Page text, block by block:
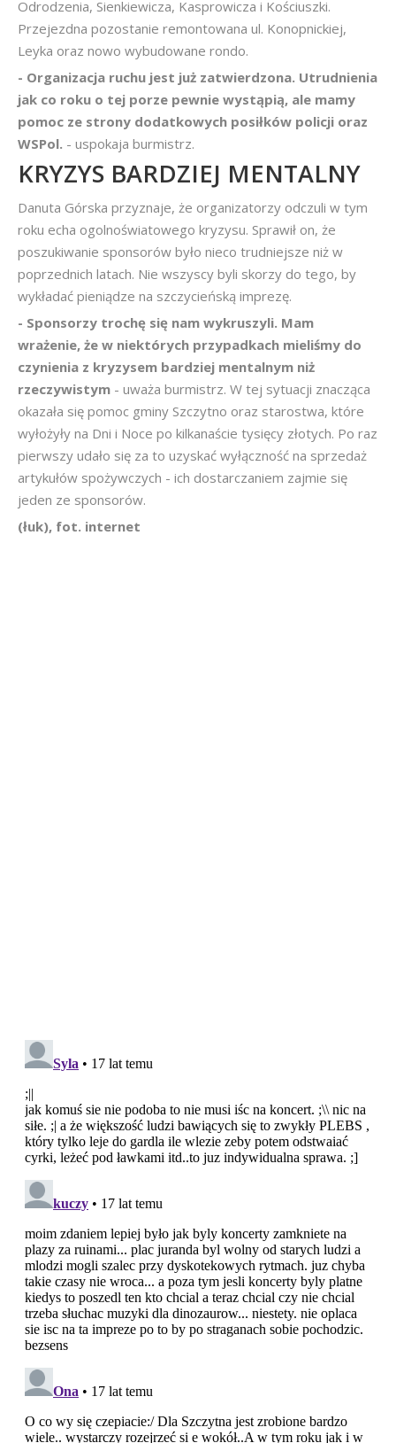
Odrodzenia, Sienkiewicza, Kasprowicza i Kościuszki.
Przejezdna pozostanie remontowana ul. Konopnickiej,
Leyka oraz nowo wybudowane rondo.
- Organizacja ruchu jest już zatwierdzona. Utrudnienia
jak co roku o tej porze pewnie wystąpią, ale mamy
pomoc ze strony dodatkowych posiłków policji oraz
WSPol. - uspokaja burmistrz.
KRYZYS BARDZIEJ MENTALNY
Danuta Górska przyznaje, że organizatorzy odczuli w tym
roku echa ogolnoświatowego kryzysu. Sprawił on, że
poszukiwanie sponsorów było nieco trudniejsze niż w
poprzednich latach. Nie wszyscy byli skorzy do tego, by
wykładać pieniądze na szczycieńską imprezę.
- Sponsorzy trochę się nam wykruszyli. Mam
wrażenie, że w niektórych przypadkach mieliśmy do
czynienia z kryzysem bardziej mentalnym niż
rzeczywistym - uważa burmistrz. W tej sytuacji znacząca
okazała się pomoc gminy Szczytno oraz starostwa, które
wyłożyły na Dni i Noce po kilkanaście tysięcy złotych. Po raz
pierwszy udało się za to uzyskać wyłączność na sprzedaż
artykułów spożywczych - ich dostarczaniem zajmie się
jeden ze sponsorów.
(łuk), fot. internet